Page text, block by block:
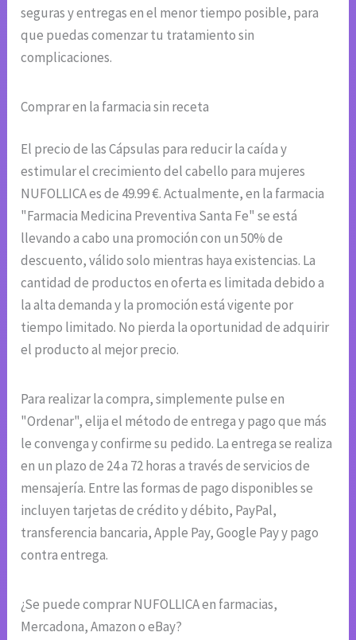
seguras y entregas en el menor tiempo posible, para
que puedas comenzar tu tratamiento sin
complicaciones.
Comprar en la farmacia sin receta
El precio de las Cápsulas para reducir la caída y
estimular el crecimiento del cabello para mujeres
NUFOLLICA es de 49.99 €. Actualmente, en la farmacia
"Farmacia Medicina Preventiva Santa Fe" se está
llevando a cabo una promoción con un 50% de
descuento, válido solo mientras haya existencias. La
cantidad de productos en oferta es limitada debido a
la alta demanda y la promoción está vigente por
tiempo limitado. No pierda la oportunidad de adquirir
el producto al mejor precio.
Para realizar la compra, simplemente pulse en
"Ordenar", elija el método de entrega y pago que más
le convenga y confirme su pedido. La entrega se realiza
en un plazo de 24 a 72 horas a través de servicios de
mensajería. Entre las formas de pago disponibles se
incluyen tarjetas de crédito y débito, PayPal,
transferencia bancaria, Apple Pay, Google Pay y pago
contra entrega.
¿Se puede comprar NUFOLLICA en farmacias,
Mercadona, Amazon o eBay?